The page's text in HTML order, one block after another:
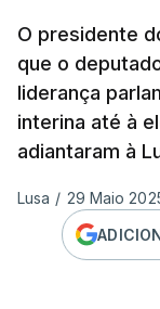
O presidente
que o
liderança
interina até à
adiantaram à
Lusa / 29 Maio